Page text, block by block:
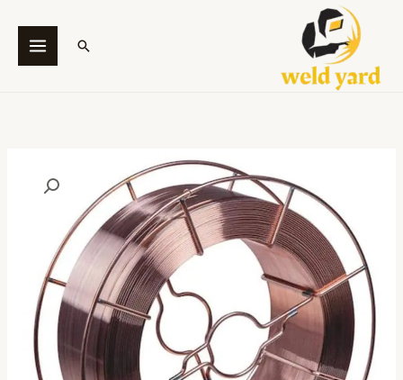
المحتوى
البحث
(AWS
A5.17
EL12)
,Mild
Steel